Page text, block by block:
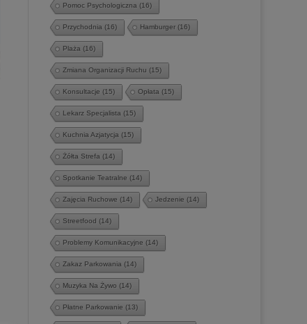
Pomoc Psychologiczna (16)
Przychodnia (16) Hamburger (16)
Plaża (16)
Zmiana Organizacji Ruchu (15)
Konsultacje (15) Opłata (15)
Lekarz Specjalista (15)
Kuchnia Azjatycja (15)
Żółta Strefa (14)
Spotkanie Teatralne (14)
Zajęcia Ruchowe (14) Jedzenie (14)
Streetfood (14)
Problemy Komunikacyjne (14)
Zakaz Parkowania (14)
Muzyka Na Żywo (14)
Płatne Parkowanie (13)